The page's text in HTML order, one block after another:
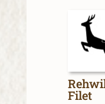
Filet